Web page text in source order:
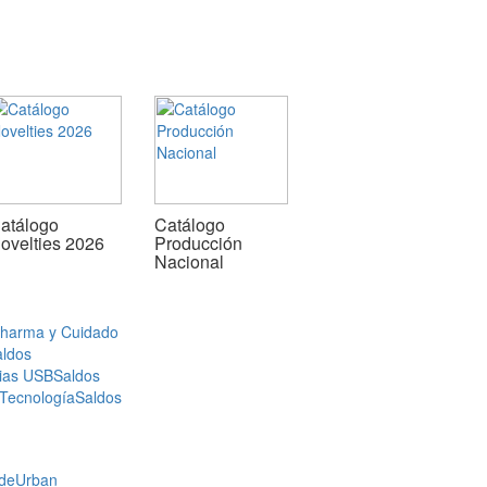
2026
Catálogo
Producción
Nacional
y Cuidado
USBSaldos
Saldos
Urban